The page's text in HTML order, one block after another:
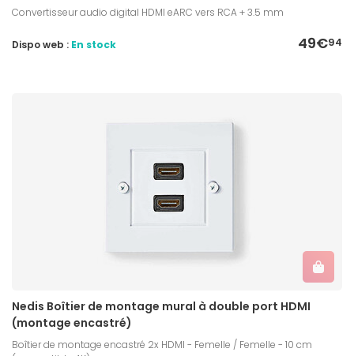
Convertisseur audio digital HDMI eARC vers RCA + 3.5 mm
49€94
Dispo web : En stock
Nedis Boîtier de montage mural à double port HDMI
(montage encastré)
Boîtier de montage encastré 2x HDMI - Femelle / Femelle - 10 cm